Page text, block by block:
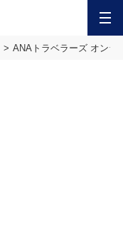
ANAトラベラーズ オン